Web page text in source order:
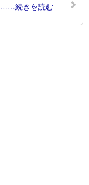
……続きを読む